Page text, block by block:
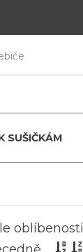
SUŠIČKÁM
oblíbenosti